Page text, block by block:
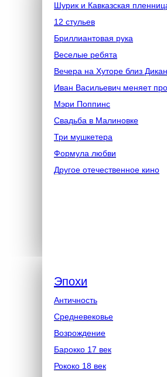
Шурик и Кавказская
12 стульев
Бриллиантовая рука
Веселые ребята
Вечера на Хуторе близ
Иван Васильевич меняет
Мэри Поппинс
Свадьба в Малиновке
Три мушкетера
Формула любви
Другое отечественное кино
Античность
Средневековье
Возрождение
Барокко 17 век
Рококо 18 век
Эпохи